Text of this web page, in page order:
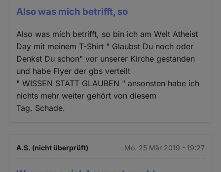
Also was mich betrifft, so
Also was mich betrifft, so bin ich am Welt Atheist
Day mit meinem T-Shirt " Glaubst Du noch oder
Denkst Du schon" vor unserer Kirche gestanden
und habe Flyer der gbs verteilt
" WISSEN STATT GLAUBEN " ansonsten habe ich
nichts mehr weiter gehört von diesem
Tag. Schade.
A.S. (nicht überprüft) Mo. 25 Mär 2019 - 19:27